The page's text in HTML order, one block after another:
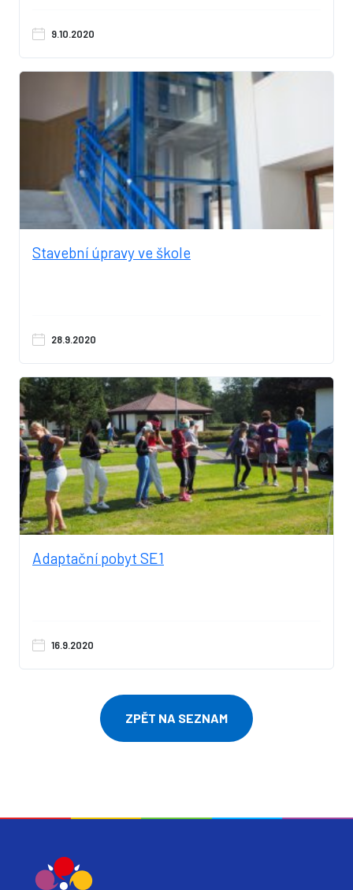
9.10.2020
Stavební úpravy ve škole
28.9.2020
Adaptační pobyt SE1
16.9.2020
ZPĚT NA SEZNAM